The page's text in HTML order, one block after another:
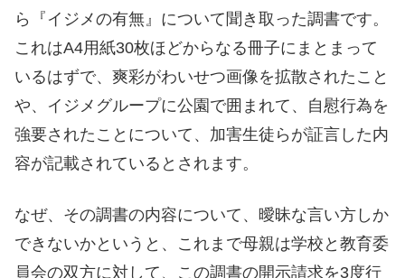
ら『イジメの有無』について聞き取った調書です。
これはA4用紙30枚ほどからなる冊子にまとまって
いるはずで、爽彩がわいせつ画像を拡散されたこと
や、イジメグループに公園で囲まれて、自慰行為を
強要されたことについて、加害生徒らが証言した内
容が記載されているとされます。
なぜ、その調書の内容について、曖昧な言い方しか
できないかというと、これまで母親は学校と教育委
員会の双方に対して、この調書の開示請求を3度行